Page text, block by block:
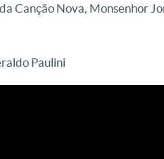
Canção Nova, Monsenhor
Paulini